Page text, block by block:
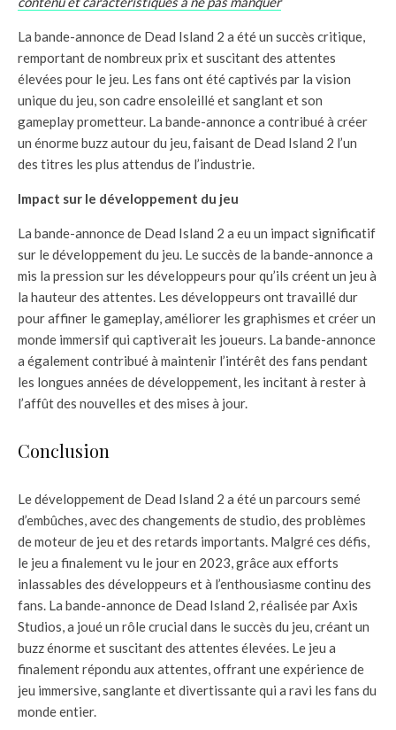
La bande-annonce de Dead Island 2 a été un succès critique,
remportant de nombreux prix et suscitant des attentes
élevées pour le jeu. Les fans ont été captivés par la vision
unique du jeu, son cadre ensoleillé et sanglant et son
gameplay prometteur. La bande-annonce a contribué à créer
un énorme buzz autour du jeu, faisant de Dead Island 2 l’un
des titres les plus attendus de l’industrie.
Impact sur le développement du jeu
La bande-annonce de Dead Island 2 a eu un impact significatif
sur le développement du jeu. Le succès de la bande-annonce a
mis la pression sur les développeurs pour qu’ils créent un jeu à
la hauteur des attentes. Les développeurs ont travaillé dur
pour affiner le gameplay, améliorer les graphismes et créer un
monde immersif qui captiverait les joueurs. La bande-annonce
a également contribué à maintenir l’intérêt des fans pendant
les longues années de développement, les incitant à rester à
l’affût des nouvelles et des mises à jour.
Conclusion
Le développement de Dead Island 2 a été un parcours semé
d’embûches, avec des changements de studio, des problèmes
de moteur de jeu et des retards importants. Malgré ces défis,
le jeu a finalement vu le jour en 2023, grâce aux efforts
inlassables des développeurs et à l’enthousiasme continu des
fans. La bande-annonce de Dead Island 2, réalisée par Axis
Studios, a joué un rôle crucial dans le succès du jeu, créant un
buzz énorme et suscitant des attentes élevées. Le jeu a
finalement répondu aux attentes, offrant une expérience de
jeu immersive, sanglante et divertissante qui a ravi les fans du
monde entier.